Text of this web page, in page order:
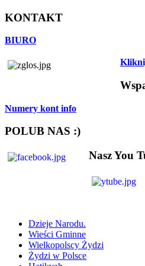
KONTAKT
BIURO
Numery kont info
POLUB NAS :)
Nasz You
Dzieje Narodu.
Wieści Gminne
Wielkopolscy Żydzi
Żydzi w Polsce